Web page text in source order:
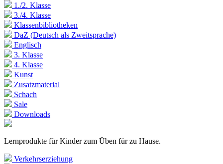
1./2. Klasse
3./4. Klasse
Klassenbibliotheken
DaZ (Deutsch als Zweitsprache)
Englisch
3. Klasse
4. Klasse
Kunst
Zusatzmaterial
Schach
Sale
Downloads
Lernprodukte für Kinder zum Üben für zu Hause.
Verkehrserziehung